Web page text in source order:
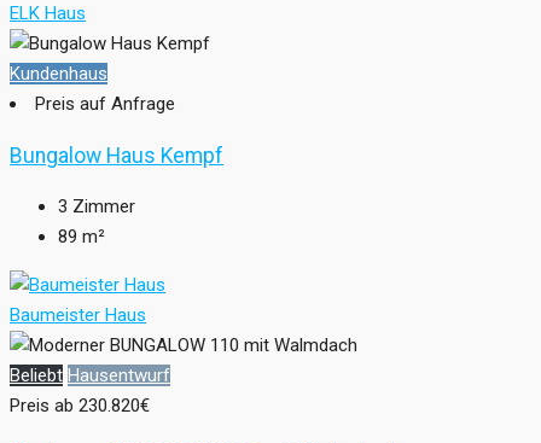
ELK Haus
Kundenhaus
Preis auf Anfrage
Bungalow Haus Kempf
3 Zimmer
89 m²
Baumeister Haus
Beliebt Hausentwurf
Preis ab 230.820€